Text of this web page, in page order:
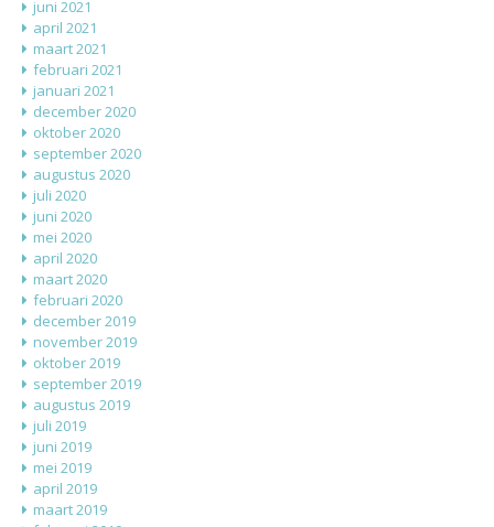
juni 2021
april 2021
maart 2021
februari 2021
januari 2021
december 2020
oktober 2020
september 2020
augustus 2020
juli 2020
juni 2020
mei 2020
april 2020
maart 2020
februari 2020
december 2019
november 2019
oktober 2019
september 2019
augustus 2019
juli 2019
juni 2019
mei 2019
april 2019
maart 2019